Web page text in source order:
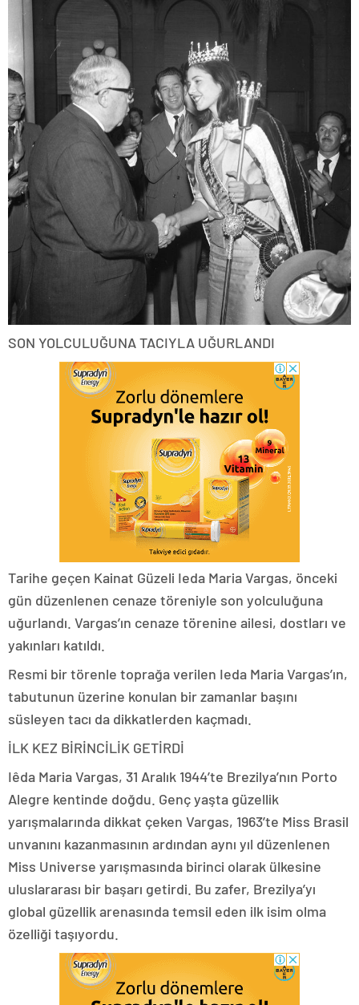
SON YOLCULUĞUNA TACIYLA UĞURLANDI
Tarihe geçen Kainat Güzeli Ieda Maria Vargas, önceki
gün düzenlenen cenaze töreniyle son yolculuğuna
uğurlandı. Vargas’ın cenaze törenine ailesi, dostları ve
yakınları katıldı.
Resmi bir törenle toprağa verilen Ieda Maria Vargas’ın,
tabutunun üzerine konulan bir zamanlar başını
süsleyen tacı da dikkatlerden kaçmadı.
İLK KEZ BİRİNCİLİK GETİRDİ
Iêda Maria Vargas, 31 Aralık 1944’te Brezilya’nın Porto
Alegre kentinde doğdu. Genç yaşta güzellik
yarışmalarında dikkat çeken Vargas, 1963’te Miss Brasil
unvanını kazanmasının ardından aynı yıl düzenlenen
Miss Universe yarışmasında birinci olarak ülkesine
uluslararası bir başarı getirdi. Bu zafer, Brezilya’yı
global güzellik arenasında temsil eden ilk isim olma
özelliği taşıyordu.